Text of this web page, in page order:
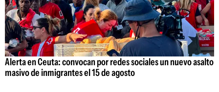
Alerta en Ceuta: convocan por redes sociales un nuevo asalto
masivo de inmigrantes el 15 de agosto